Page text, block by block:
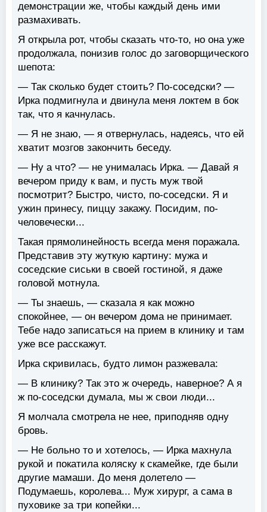
демонстрации же, чтобы каждый день ими
размахивать.
Я открыла рот, чтобы сказать что-то, но она уже
продолжала, понизив голос до заговорщического
шепота:
— Так сколько будет стоить? По-соседски? —
Ирка подмигнула и двинула меня локтем в бок
так, что я качнулась.
— Я не знаю, — я отвернулась, надеясь, что ей
хватит мозгов закончить беседу.
— Ну а что? — не унималась Ирка. — Давай я
вечером приду к вам, и пусть муж твой
посмотрит? Быстро, чисто, по-соседски. Я и
ужин принесу, пиццу закажу. Посидим, по-
человечески...
Такая прямолинейность всегда меня поражала.
Представив эту жуткую картину: мужа и
соседские сиськи в своей гостиной, я даже
головой мотнула.
— Ты знаешь, — сказала я как можно
спокойнее, — он вечером дома не принимает.
Тебе надо записаться на прием в клинику и там
уже все расскажут.
Ирка скривилась, будто лимон разжевала:
— В клинику? Так это ж очередь, наверное? А я
ж по-соседски думала, мы ж свои люди...
Я молчала смотрела не нее, приподняв одну
бровь.
— Не больно то и хотелось, — Ирка махнула
рукой и покатила коляску к скамейке, где были
другие мамаши. До меня долетело —
Подумаешь, королева... Муж хирург, а сама в
пуховике за три копейки...